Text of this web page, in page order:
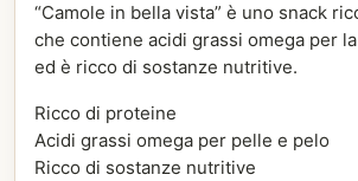
“Camole in bella vista” è uno snack
che contiene acidi grassi omega per
ed è ricco di sostanze nutritive.
Ricco di proteine
Acidi grassi omega per pelle e pelo
Ricco di sostanze nutritive